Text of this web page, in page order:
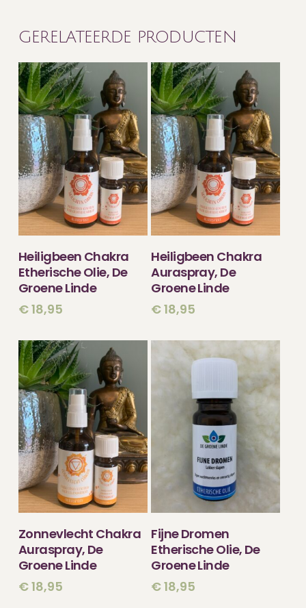
GERELATEERDE PRODUCTEN
TOEVOEGEN
AAN WINKELWAGEN
Heiligbeen Chakra
Etherische Olie, De
Groene Linde
€18,95
TOEVOEGEN
AAN WINKELWAGEN
Heiligbeen Chakra
Auraspray, De
Groene Linde
€18,95
TOEVOEGEN
AAN WINKELWAGEN
Zonnevlecht Chakra
Auraspray, De
Groene Linde
€18,95
AAN WINKELWAGEN
Fijne Dromen
Etherische Olie, De
Groene Linde
€18,95